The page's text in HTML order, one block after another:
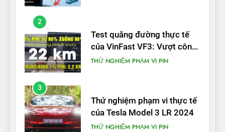
2
Test quãng đường thực tế
của VinFast VF3: Vượt công
bố từ nhà sản xuất
THỬ NGHIỆM PHẠM VI PIN
3
Thử nghiệm phạm vi thực tế
của Tesla Model 3 LR 2024
THỬ NGHIỆM PHẠM VI PIN